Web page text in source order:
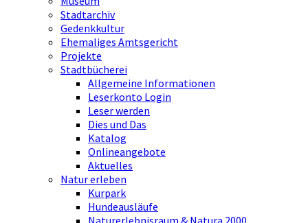
Stadtarchiv
Gedenkkultur
Ehemaliges Amtsgericht
Projekte
Stadtbücherei
Allgemeine Informationen
Leserkonto Login
Leser werden
Dies und Das
Katalog
Onlineangebote
Aktuelles
Natur erleben
Kurpark
Hundeausläufe
Naturerlebnisraum & Natura 2000